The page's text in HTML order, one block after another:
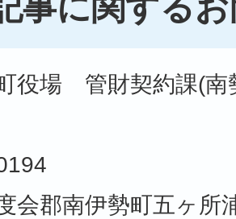
役場 管財契約課(南
会郡南伊勢町五ヶ所